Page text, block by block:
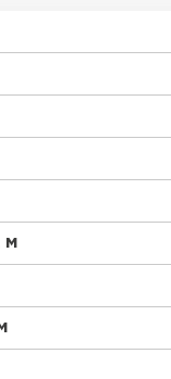
м